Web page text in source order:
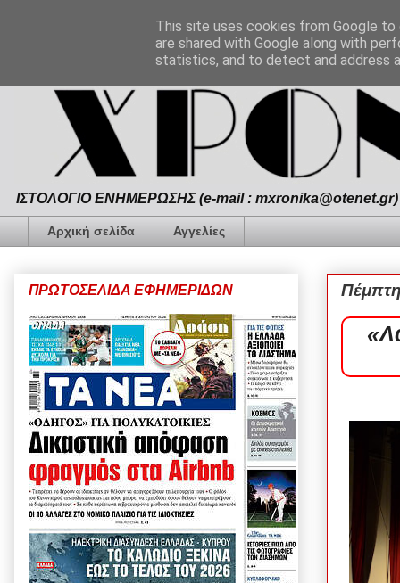
ΙΣΤΟΛΟΓΙΟ ΕΝΗΜΕΡΩΣΗΣ (e-mail :
Αρχική σελίδα Αγγελίες
ΠΡΩΤΟΣΕΛΙΔΑ ΕΦΗΜΕΡΙΔΩΝ
This site uses cookies from Google
are shared with Google along with
statistics, and to detect and address